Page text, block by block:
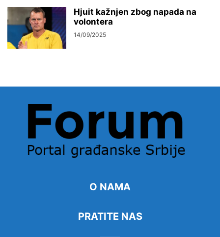
Hjuit kažnjen zbog napada na
volontera
14/09/2025
O NAMA
PRATITE NAS